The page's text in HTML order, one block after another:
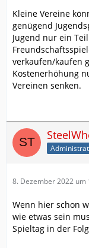
Kleine Vereine
genügend
Jugend nur ein
verkaufen/kaufen
Kostenerhöhung
Vereinen senken.
8. Dezember 2022 um
Wenn hier schon
wie etwas sein
Spieltag in der